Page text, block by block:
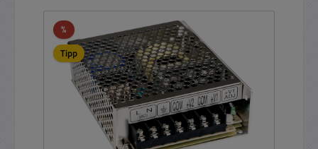
%Rabatt
Tipp